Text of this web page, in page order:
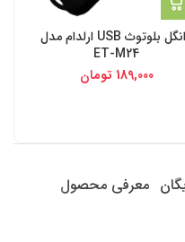
دانگل بلوتوث USB ارلدام مدل
ET-M24
189,000 تومان
معرفی محصول